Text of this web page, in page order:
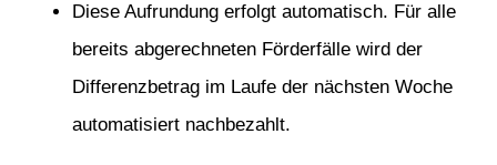
Diese Aufrundung erfolgt automatisch. Für alle
bereits abgerechneten Förderfälle wird der
Differenzbetrag im Laufe der nächsten Woche
automatisiert nachbezahlt.